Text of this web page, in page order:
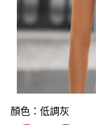
顏色：低調灰